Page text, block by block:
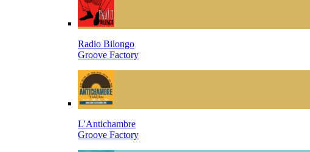
Radio Bilongo
Groove Factory
L'Antichambre
Groove Factory